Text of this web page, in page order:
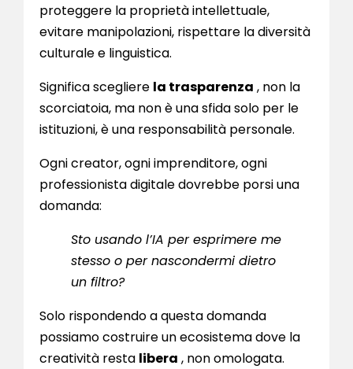
proteggere la proprietà intellettuale,
evitare manipolazioni, rispettare la diversità
culturale e linguistica.
Significa scegliere la trasparenza , non la
scorciatoia, ma non è una sfida solo per le
istituzioni, è una responsabilità personale.
Ogni creator, ogni imprenditore, ogni
professionista digitale dovrebbe porsi una
domanda:
Sto usando l’IA per esprimere me
stesso o per nascondermi dietro
un filtro?
Solo rispondendo a questa domanda
possiamo costruire un ecosistema dove la
creatività resta libera , non omologata.